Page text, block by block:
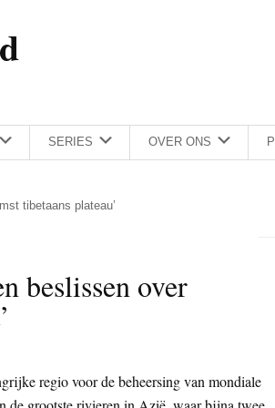
SERIES OVER ONS
tibetaans plateau’
beslissen over
regio voor de beheersing van mondiale